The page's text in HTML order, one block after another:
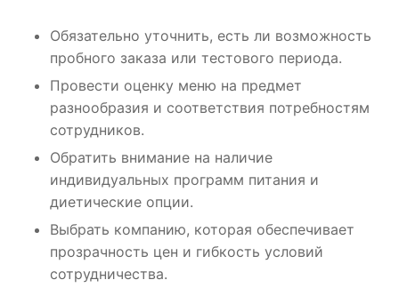
Обязательно уточнить, есть ли возможность
пробного заказа или тестового периода.
Провести оценку меню на предмет
разнообразия и соответствия потребностям
сотрудников.
Обратить внимание на наличие
индивидуальных программ питания и
диетические опции.
Выбрать компанию, которая обеспечивает
прозрачность цен и гибкость условий
сотрудничества.